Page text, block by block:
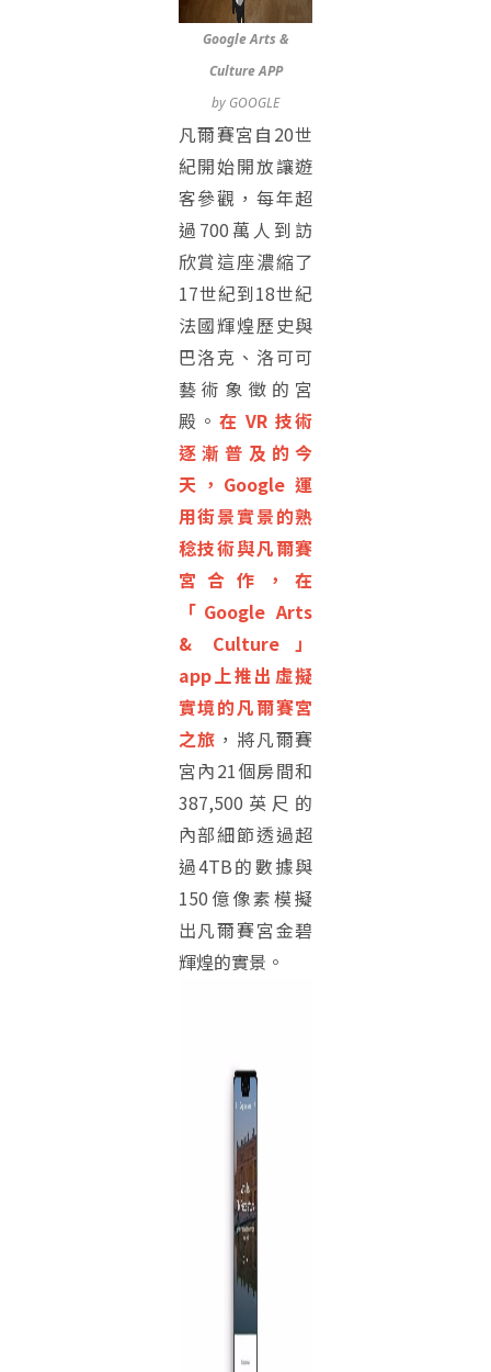
Google Arts &
Culture APP
by GOOGLE
凡爾賽宮自20世
紀開始開放讓遊
客參觀，每年超
過700萬人到訪
欣賞這座濃縮了
17世紀到18世紀
法國輝煌歷史與
巴洛克、洛可可
藝術象徵的宮
殿。 在 VR 技術
逐漸普及的今
天，Google 運
用街景實景的熟
稔技術與凡爾賽
宮合作，在
「Google Arts
& Culture」
app上推出虛擬
實境的凡爾賽宮
之旅 ，將凡爾賽
宮內21個房間和
387,500英尺的
內部細節透過超
過4TB的數據與
150億像素模擬
出凡爾賽宮金碧
輝煌的實景。